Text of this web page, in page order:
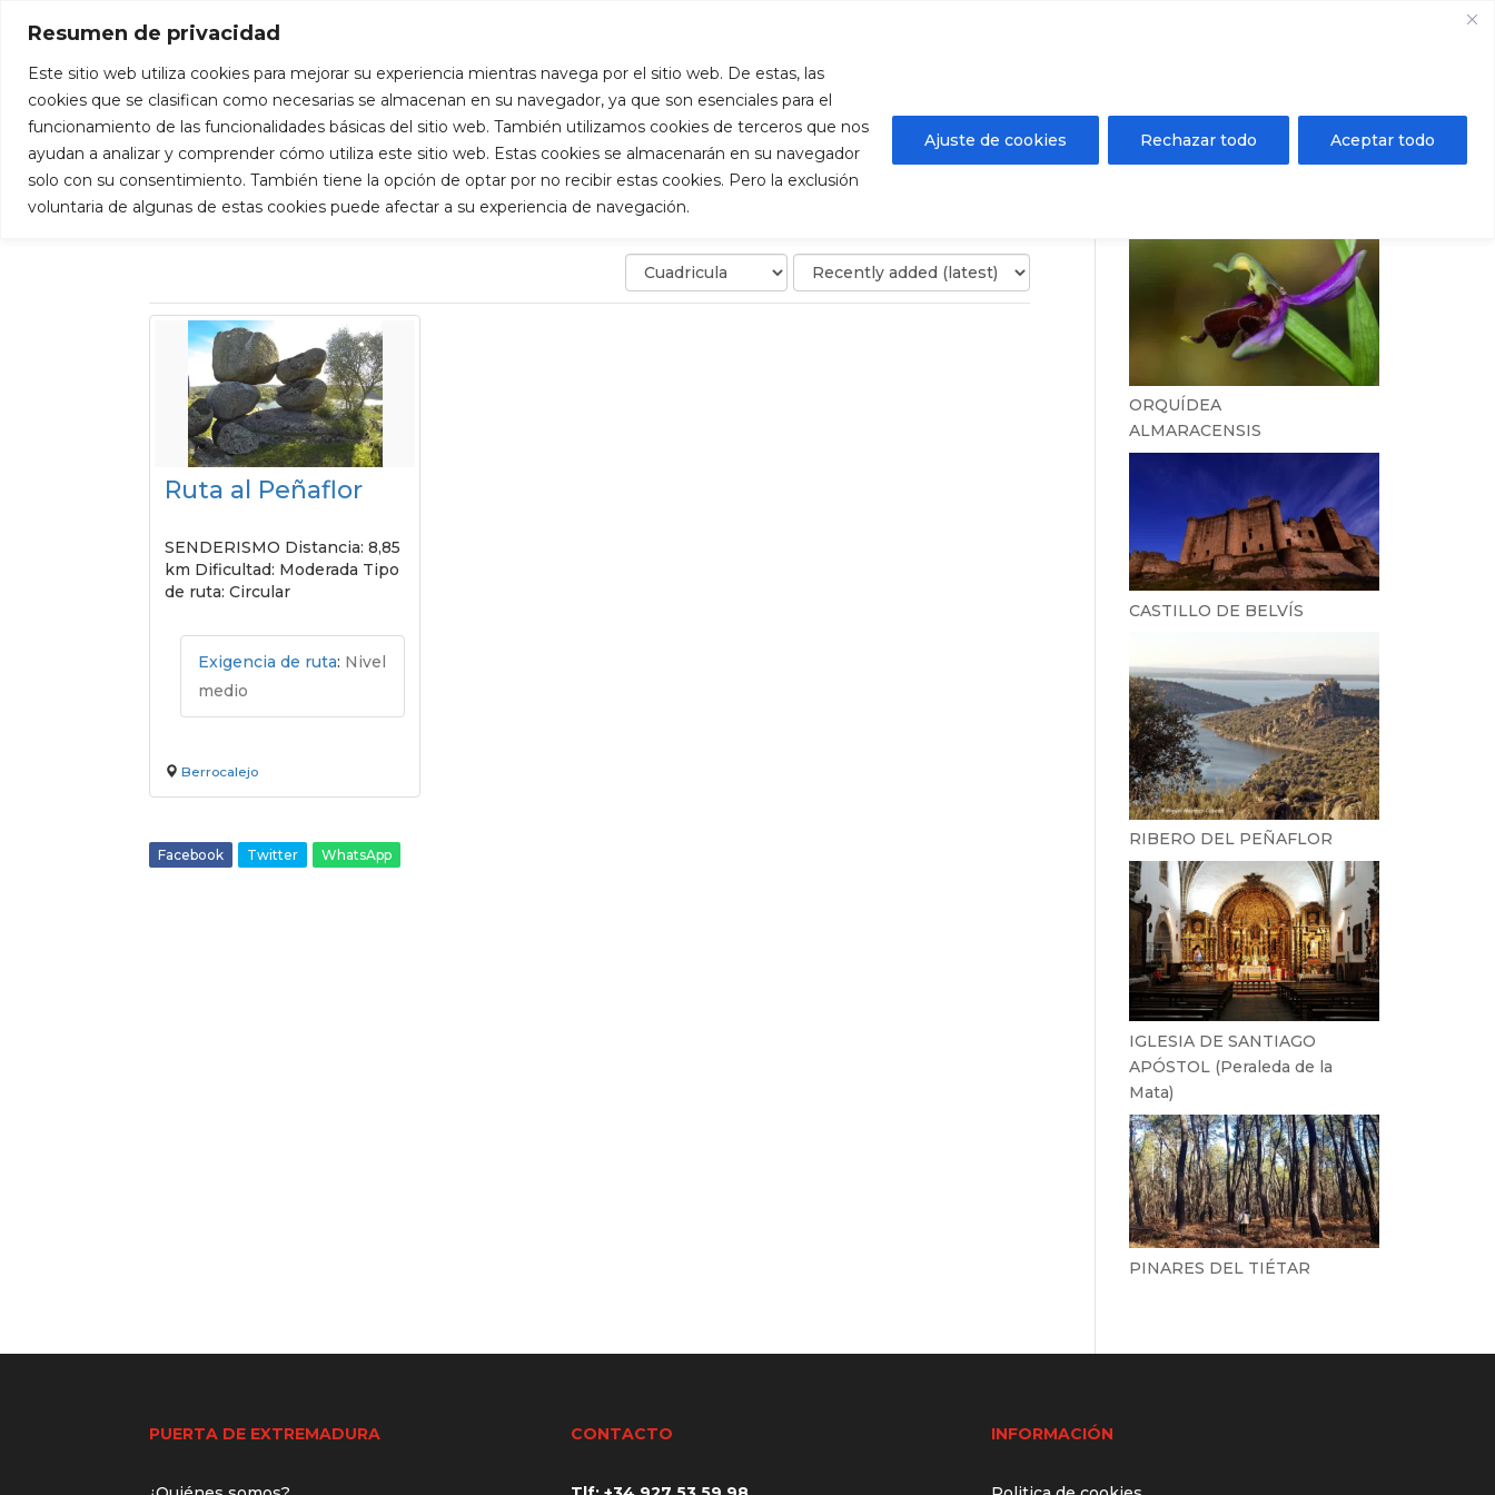
Resumen de privacidad
Este sitio web utiliza cookies para mejorar su experiencia mientras navega por el sitio web. De estas, las
cookies que se clasifican como necesarias se almacenan en su navegador, ya que son esenciales para el
funcionamiento de las funcionalidades básicas del sitio web. También utilizamos cookies de terceros que nos
ayudan a analizar y comprender cómo utiliza este sitio web. Estas cookies se almacenarán en su navegador
solo con su consentimiento. También tiene la opción de optar por no recibir estas cookies. Pero la exclusión
voluntaria de algunas de estas cookies puede afectar a su experiencia de navegación.
Ajuste de cookies Rechazar todo Aceptar todo
Inicio Descúbrenos Qué hacer
Berrocalejo
Ruta al Peñaflor
SENDERISMO Distancia: 8,85
km Dificultad: Moderada Tipo
de ruta: Circular
Exigencia de ruta: Nivel
medio
Berrocalejo
Facebook Twitter WhatsApp
ORQUÍDEA
ALMARACENSIS
CASTILLO DE BELVÍS
RIBERO DEL PEÑAFLOR
IGLESIA DE SANTIAGO
APÓSTOL (Peraleda de la
Mata)
PINARES DEL TIÉTAR
PUERTA DE EXTREMADURA CONTACTO INFORMACIÓN